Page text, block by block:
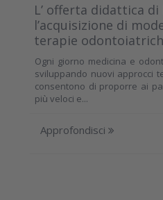
L’ offerta didattica di
l’acquisizione di
terapie
Ogni giorno medicina e
sviluppando nuovi approcci
consentono di proporre ai
più veloci e...
Approfondisci